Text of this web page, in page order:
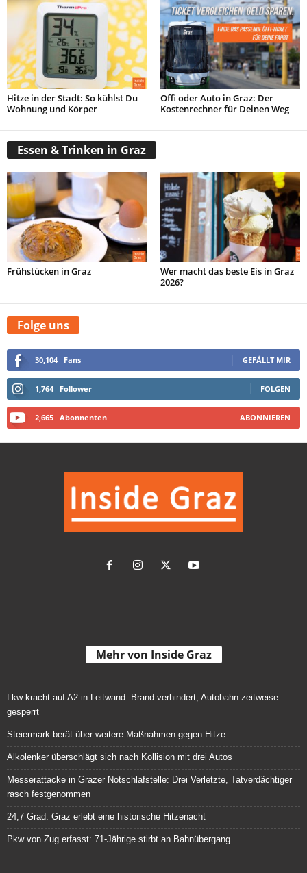
Hitze in der Stadt: So kühlst Du
Wohnung und Körper
Öffi oder Auto in Graz: Der
Kostenrechner für Deinen Weg
Essen & Trinken in Graz
Frühstücken in Graz
Wer macht das beste Eis in Graz
2026?
Folge uns
30,104 Fans GEFÄLLT MIR
1,764 Follower FOLGEN
2,665 Abonnenten ABONNIEREN
Mehr von Inside Graz
Lkw kracht auf A2 in Leitwand: Brand verhindert, Autobahn zeitweise
gesperrt
Steiermark berät über weitere Maßnahmen gegen Hitze
Alkolenker überschlägt sich nach Kollision mit drei Autos
Messerattacke in Grazer Notschlafstelle: Drei Verletzte, Tatverdächtiger
rasch festgenommen
24,7 Grad: Graz erlebt eine historische Hitzenacht
Pkw von Zug erfasst: 71-Jährige stirbt an Bahnübergang